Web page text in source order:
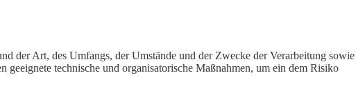
der Art, des Umfangs, der Umstände und der Zwecke der Verarbeitung sowie
technische und organisatorische Maßnahmen, um ein dem Risiko